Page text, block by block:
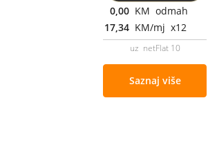
0,00 KM odmah
17,34 KM/mj x12
uz netFlat 10
Saznaj više